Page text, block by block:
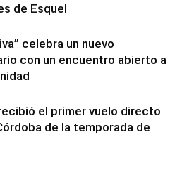
de Esquel
celebra un nuevo
con un encuentro abierto a
el primer vuelo directo
de la temporada de